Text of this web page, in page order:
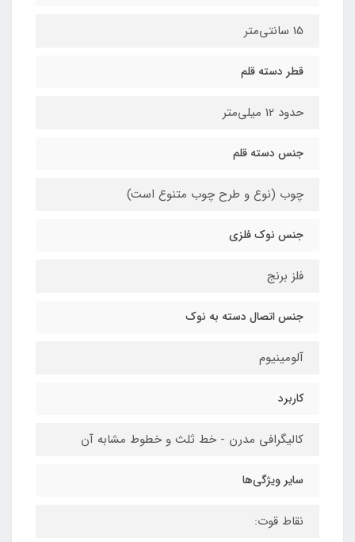
15 سانتی‌متر
قطر دسته قلم
حدود 12 میلی‌متر
جنس دسته قلم
چوب (نوع و طرح چوب متنوع است)
جنس نوک فلزی
فلز برنج
جنس اتصال دسته به نوک
آلومینیوم
کاربرد
کالیگرافی مدرن - خط ثلث و خطوط مشابه آن
سایر ویژگی‌ها
نقاط قوت: